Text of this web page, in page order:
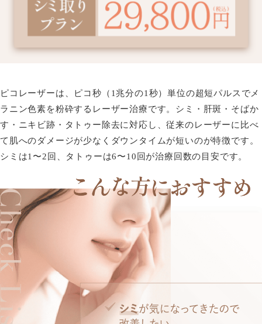
ピコレーザーは、ピコ秒（1兆分の1秒）単位の超短パルスでメ
ラニン色素を粉砕するレーザー治療です。シミ・肝斑・そばか
す・ニキビ跡・タトゥー除去に対応し、従来のレーザーに比べ
て肌へのダメージが少なくダウンタイムが短いのが特徴です。
シミは1〜2回、タトゥーは6〜10回が治療回数の目安です。